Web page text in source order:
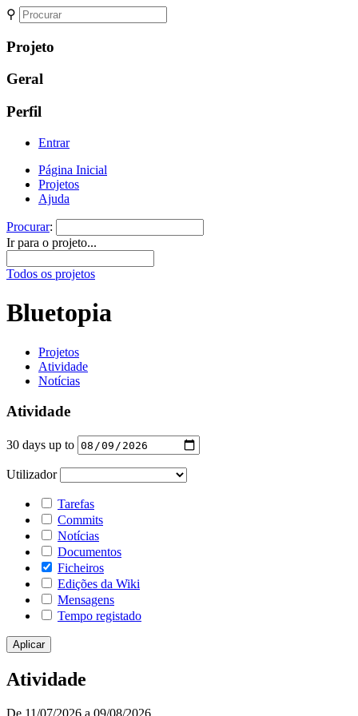
⚲
Projeto
Geral
Perfil
Entrar
Página Inicial
Projetos
Ajuda
Procurar:
Ir para o projeto...
Todos os projetos
Bluetopia
Projetos
Atividade
Notícias
Atividade
30 days up to
Utilizador
Tarefas
Commits
Notícias
Documentos
Ficheiros
Edições da Wiki
Mensagens
Tempo registado
Atividade
De 11/07/2026 a 09/08/2026